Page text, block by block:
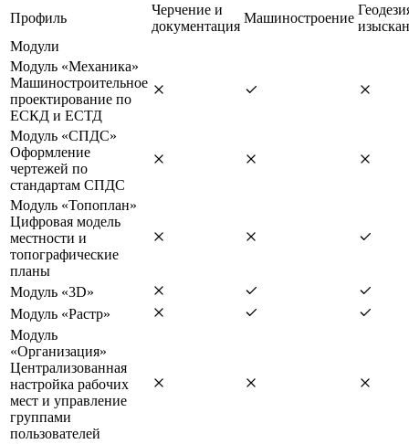
Профиль
Черчение и
документация
Машиностроение
Модули
Модуль «Механика»
Машиностроительное
проектирование по
ЕСКД и ЕСТД
Модуль «СПДС»
Оформление
чертежей по
стандартам СПДС
Модуль «Топоплан»
Цифровая модель
местности и
топографические
планы
Модуль «3D»
Модуль «Растр»
Модуль
«Организация»
Централизованная
настройка рабочих
мест и управление
группами
пользователей